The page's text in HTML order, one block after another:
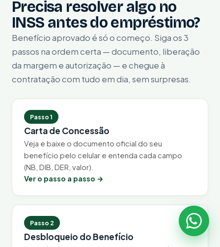
Precisa resolver algo no
INSS antes do empréstimo?
Benefício aprovado é só o começo. Siga os 3
passos na ordem certa — documento, liberação
da margem e autorização — e chegue à
contratação com tudo em dia, sem surpresas.
Passo 1
Carta de Concessão
Veja e baixe o documento oficial do seu
benefício pelo celular e entenda cada campo
(NB, DIB, DER, valor).
Ver o passo a passo →
Passo 2
Desbloqueio do Benefício